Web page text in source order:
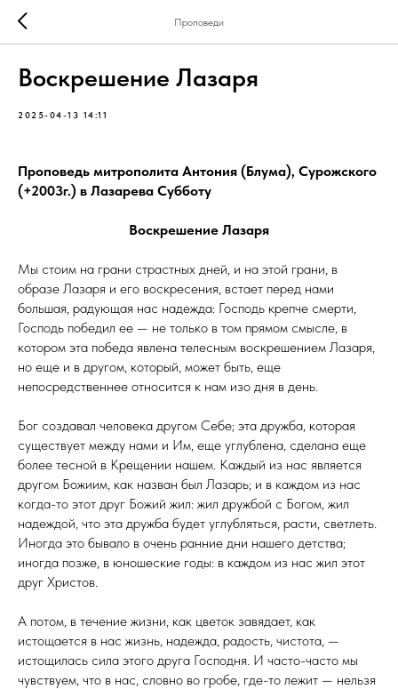
Проповеди
Воскрешение Лазаря
2025-04-13 14:11
Проповедь митрополита Антония (Блума), Сурожского
(+2003г.) в Лазарева Субботу
Воскрешение Лазаря
Мы стоим на грани страстных дней, и на этой грани, в
образе Лазаря и его воскресения, встает перед нами
большая, радующая нас надежда: Господь крепче смерти,
Господь победил ее — не только в том прямом смысле, в
котором эта победа явлена телесным воскрешением Лазаря,
но еще и в другом, который, может быть, еще
непосредственнее относится к нам изо дня в день.
Бог создавал человека другом Себе; эта дружба, которая
существует между нами и Им, еще углублена, сделана еще
более тесной в Крещении нашем. Каждый из нас является
другом Божиим, как назван был Лазарь; и в каждом из нас
когда-то этот друг Божий жил: жил дружбой с Богом, жил
надеждой, что эта дружба будет углубляться, расти, светлеть.
Иногда это бывало в очень ранние дни нашего детства;
иногда позже, в юношеские годы: в каждом из нас жил этот
друг Христов.
А потом, в течение жизни, как цветок завядает, как
истощается в нас жизнь, надежда, радость, чистота, —
истощилась сила этого друга Господня. И часто-часто мы
чувствуем, что в нас, словно во гробе, где-то лежит — нельзя